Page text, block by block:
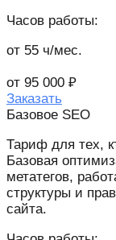
Часов работы:
от 55 ч/мес.​
от 95 000 ₽
Заказать
Базовое SEO
Тариф для тех,
Базовая
метатегов,
структуры и
сайта.